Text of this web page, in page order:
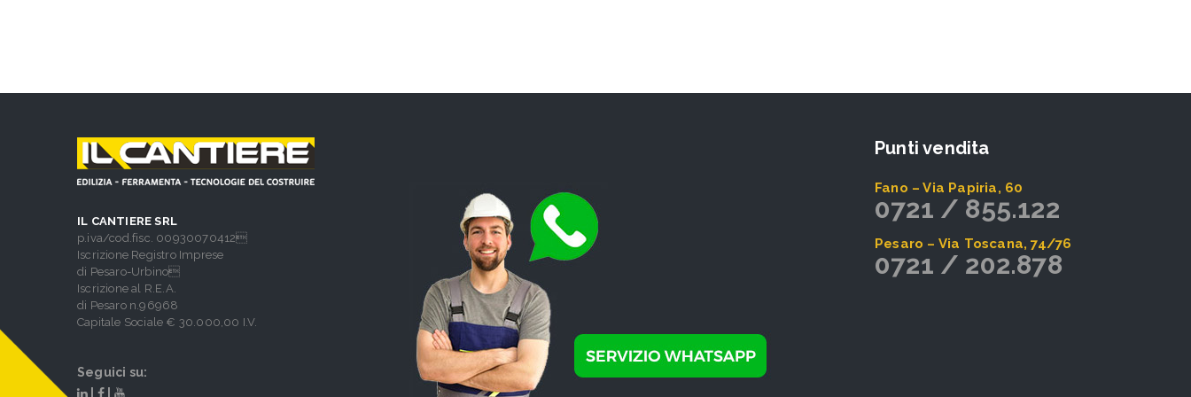
IL CANTIERE SRL
p.iva/cod.fisc. 00930070412
Iscrizione Registro Imprese
di Pesaro-Urbino
Iscrizione al R.E.A.
di Pesaro n.96968
Capitale Sociale € 30.000,00 I.V.
Seguici su:
Punti vendita
Fano – Via Papiria, 60
0721 / 855.122
Pesaro – Via Toscana, 74/76
0721 / 202.878